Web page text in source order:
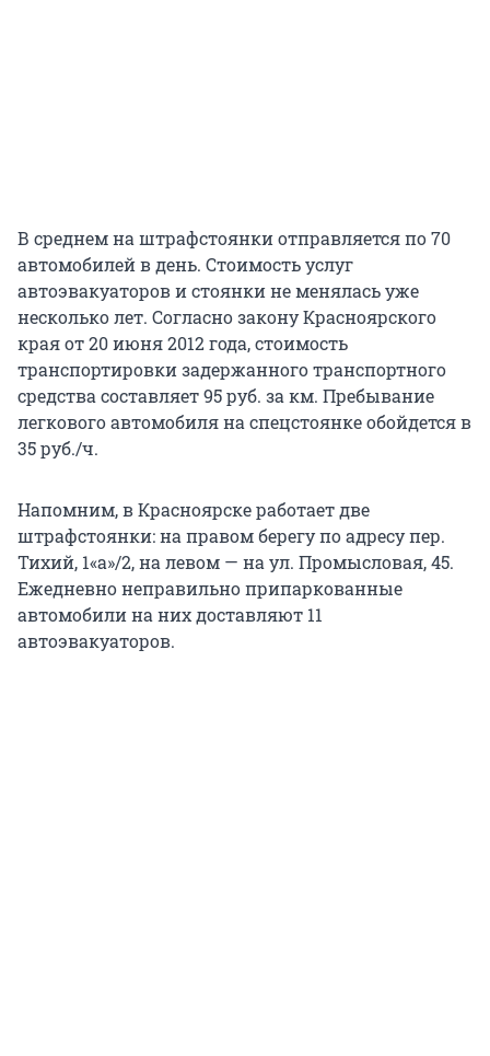
В среднем на штрафстоянки отправляется по 70
автомобилей в день. Стоимость услуг
автоэвакуаторов и стоянки не менялась уже
несколько лет. Согласно закону Красноярского
края от 20 июня 2012 года, стоимость
транспортировки задержанного транспортного
средства составляет 95 руб. за км. Пребывание
легкового автомобиля на спецстоянке обойдется в
35 руб./ч.
Напомним, в Красноярске работает две
штрафстоянки: на правом берегу по адресу пер.
Тихий, 1«а»/2, на левом — на ул. Промысловая, 45.
Ежедневно неправильно припаркованные
автомобили на них доставляют 11
автоэвакуаторов.